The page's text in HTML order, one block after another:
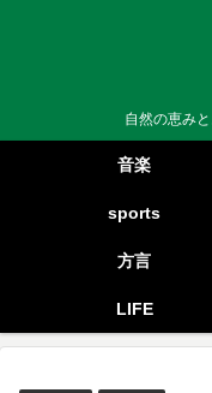
自然の恵み
音楽
sports
方言
LIFE